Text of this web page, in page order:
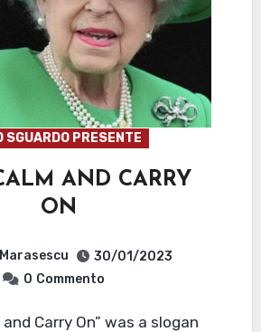
SGUARDO PRESENTE
AND CARRY
ON
30/01/2023
0 Commento